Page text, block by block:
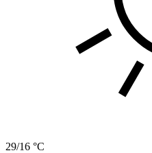
29/16 °C